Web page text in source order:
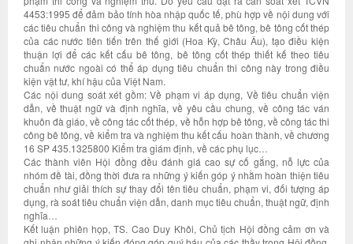
4453:1995 để đảm bảo tính hòa nhập quốc tế, phù hợp về nội dung với
các tiêu chuẩn thi công và nghiệm thu kết quả bê tông, bê tông cốt thép
của các nước tiên tiến trên thế giới (Hoa Kỳ, Châu Âu), tạo điều kiện
thuận lợi để các kết cấu bê tông, bê tông cốt thép thiết kế theo tiêu
chuẩn nước ngoài có thể áp dụng tiêu chuẩn thi công này trong điều
kiện vật tư, khí hậu của Việt Nam.
Các nội dung soát xét gồm: Về phạm vi áp dụng, Về tiêu chuẩn viện
dẫn, về thuật ngữ và định nghĩa, về yêu cầu chung, về công tác ván
khuôn đà giáo, về công tác cốt thép, về hỗn hợp bê tông, về công tác thi
công bê tông, về kiểm tra và nghiệm thu kết cấu hoàn thành, về chương
16 SP 435.1325800 Kiểm tra giám định, về các phụ lục…
Các thành viên Hội đồng đều đánh giá cao sự cố gắng, nỗ lực của
nhóm đề tài, đồng thời đưa ra những ý kiến góp ý nhằm hoàn thiện tiêu
chuẩn như giải thích sự thay đổi tên tiêu chuẩn, phạm vi, đối tượng áp
dụng, rà soát tiêu chuẩn viện dẫn, danh mục tiêu chuẩn, thuật ngữ, định
nghĩa…
Kết luận phiên họp, TS. Cao Duy Khôi, Chủ tịch Hội đồng cảm ơn và